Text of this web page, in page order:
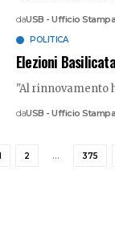
daUSB - Ufficio
POLITICA
Elezioni
"Al rinnovamento
daUSB - Ufficio
2 … 375